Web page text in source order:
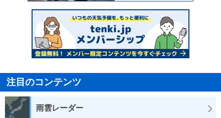
注目のコンテンツ
雨雲レーダー